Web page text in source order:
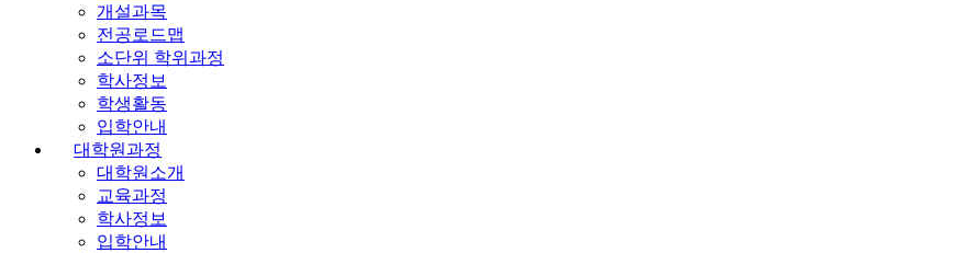
개설과목
전공로드맵
소단위 학위과정
학사정보
학생활동
입학안내
대학원과정
대학원소개
교육과정
학사정보
입학안내